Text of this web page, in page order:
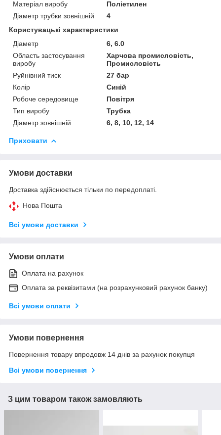
Матеріал виробу
Поліетилен
Діаметр трубки зовнішній
4
Користувацькi характеристики
Діаметр
6, 6.0
Область застосування
виробу
Харчова промисловість,
Промисловість
Руйнівний тиск
27 бар
Колір
Синій
Робоче середовище
Повітря
Тип виробу
Трубка
Діаметр зовнішній
6, 8, 10, 12, 14
Приховати
Умови доставки
Доставка здійснюється тільки по передоплаті.
Нова Пошта
Всі умови доставки
Умови оплати
Оплата на рахунок
Оплата за реквізитами (на розрахунковий рахунок банку)
Всі умови оплати
Умови повернення
Повернення товару впродовж 14 днів за рахунок покупця
Всі умови повернення
З цим товаром також замовляють